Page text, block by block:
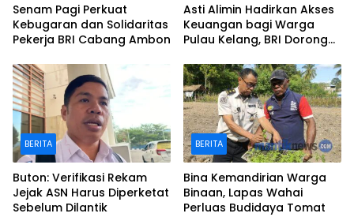
Senam Pagi Perkuat
Kebugaran dan Solidaritas
Pekerja BRI Cabang Ambon
Asti Alimin Hadirkan Akses
Keuangan bagi Warga
Pulau Kelang, BRI Dorong
Kepulauan
BERITA
Buton: Verifikasi Rekam
Jejak ASN Harus Diperketat
Sebelum Dilantik
BERITA
Bina Kemandirian Warga
Binaan, Lapas Wahai
Perluas Budidaya Tomat